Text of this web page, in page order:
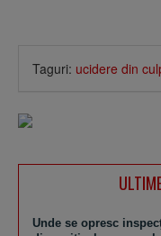
Taguri: ucidere din
Unde se opresc